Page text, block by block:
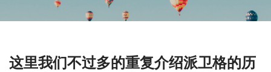
这里我们不过多的重复介绍派卫格的历